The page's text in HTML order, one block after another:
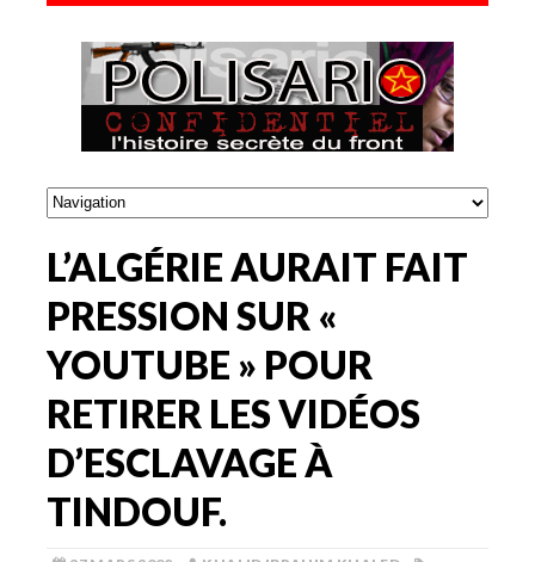
L’ALGÉRIE AURAIT FAIT
PRESSION SUR «
YOUTUBE » POUR
RETIRER LES VIDÉOS
D’ESCLAVAGE À
TINDOUF.